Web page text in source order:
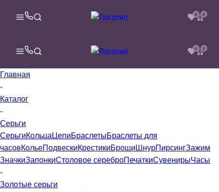
0 0
0 0
Главная
-
Каталог
-
Серьги
СерьгиКольца ЦепиБраслетыБраслеты для
часовКольеПодвескиКрестикиБроши ШнурПирсингЗажим
ЗначкиЗапонкиСтоловое сереброПечаткиСувенирыЧасы
-
Золотые серьги